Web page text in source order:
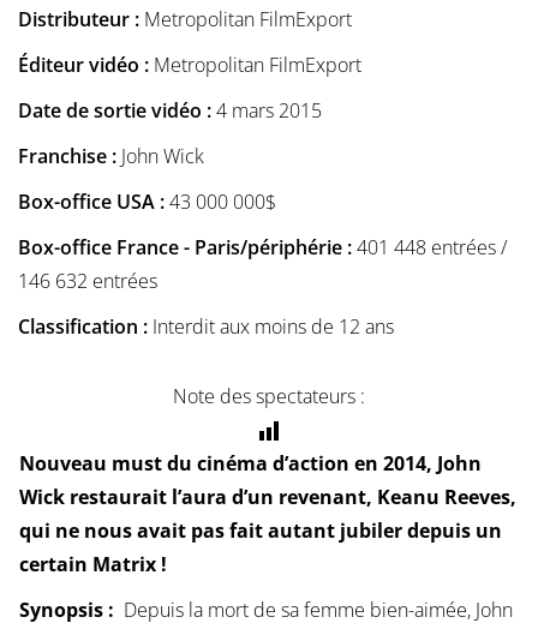
Distributeur : Metropolitan FilmExport
Éditeur vidéo : Metropolitan FilmExport
Date de sortie vidéo :4 mars 2015
Franchise : John Wick
Box-office USA :43 000 000$
Box-office France - Paris/périphérie :401 448 entrées /
146 632 entrées
Classification : Interdit aux moins de 12 ans
Note des spectateurs :
Nouveau must du cinéma d’action en 2014, John
Wick restaurait l’aura d’un revenant, Keanu Reeves,
qui ne nous avait pas fait autant jubiler depuis un
certain Matrix !
Synopsis : Depuis la mort de sa femme bien-aimée, John